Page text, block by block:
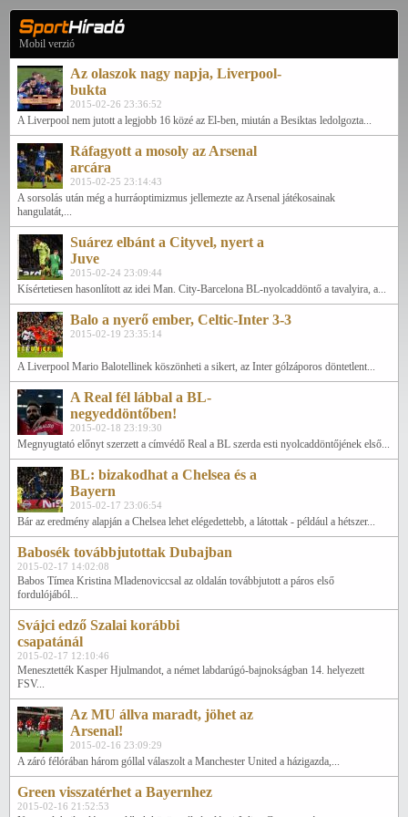
Mobil verzió
Az olaszok nagy napja, Liverpool-
bukta
2015-02-26 23:36:52
A Liverpool nem jutott a legjobb 16 közé az El-ben, miután a Besiktas ledolgozta...
Ráfagyott a mosoly az Arsenal
arcára
2015-02-25 23:14:43
A sorsolás után még a hurráoptimizmus jellemezte az Arsenal játékosainak
hangulatát,...
Suárez elbánt a Cityvel, nyert a
Juve
2015-02-24 23:09:44
Kísértetiesen hasonlított az idei Man. City-Barcelona BL-nyolcaddöntő a tavalyira, a...
Balo a nyerő ember, Celtic-Inter 3-3
2015-02-19 23:35:14
A Liverpool Mario Balotellinek köszönheti a sikert, az Inter gólzáporos döntetlent...
A Real fél lábbal a BL-
negyeddöntőben!
2015-02-18 23:19:30
Megnyugtató előnyt szerzett a címvédő Real a BL szerda esti nyolcaddöntőjének első...
BL: bizakodhat a Chelsea és a
Bayern
2015-02-17 23:06:54
Bár az eredmény alapján a Chelsea lehet elégedettebb, a látottak - például a hétszer...
Babosék továbbjutottak Dubajban
2015-02-17 14:02:08
Babos Tímea Kristina Mladenoviccsal az oldalán továbbjutott a páros első
fordulójából...
Svájci edző Szalai korábbi
csapatánál
2015-02-17 12:10:46
Menesztették Kasper Hjulmandot, a német labdarúgó-bajnokságban 14. helyezett
FSV...
Az MU állva maradt, jöhet az
Arsenal!
2015-02-16 23:09:29
A záró félórában három góllal válaszolt a Manchester United a házigazda,...
Green visszatérhet a Bayernhez
2015-02-16 21:52:53